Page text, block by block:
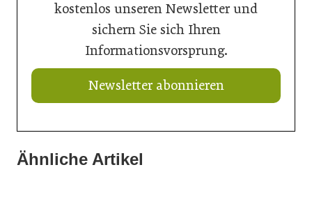
kostenlos unseren Newsletter und
sichern Sie sich Ihren
Informationsvorsprung.
Newsletter abonnieren
Ähnliche Artikel
20. Juli 2026